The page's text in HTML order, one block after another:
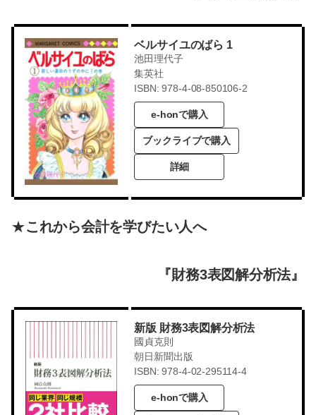
ベルサイユのばら 1
池田理代子
集英社
ISBN: 978-4-08-850106-2
e-honで購入
ブックライブで購入
詳細
★これから会計を学びたい人へ
『財務3表図解分析法』
新版 財務3表図解分析法
國貞克則
朝日新聞出版
ISBN: 978-4-02-295114-4
e-honで購入